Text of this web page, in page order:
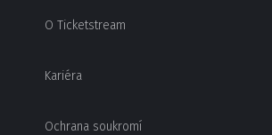
O Ticketstream
Kariéra
Ochrana soukromí